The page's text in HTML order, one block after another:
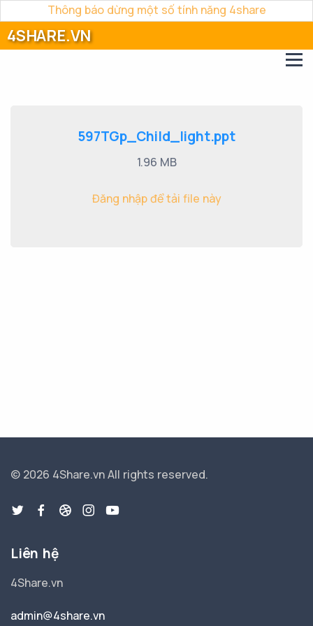
Thông báo dừng một số tính năng 4share
4SHARE.VN
597TGp_Child_light.ppt
1.96 MB
Đăng nhập để tải file này
© 2026 4Share.vnAll rights reserved.
Liên hệ
4Share.vn
admin@4share.vn